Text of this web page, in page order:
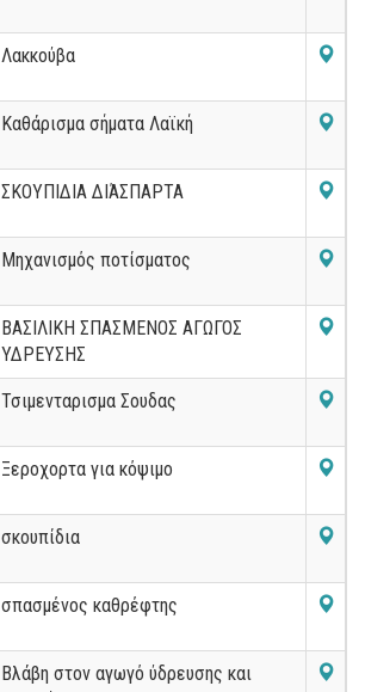
Λακκούβα
Καθάρισμα σήματα Λαϊκή
ΣΚΟΥΠΙΔΙΑ ΔΙΆΣΠΑΡΤΑ
Μηχανισμός ποτίσματος
ΒΑΣΙΛΙΚΗ ΣΠΑΣΜΕΝΟΣ ΑΓΩΓΟΣ
ΥΔΡΕΥΣΗΣ
Τσιμενταρισμα Σουδας
Ξεροχορτα για κόψιμο
σκουπίδια
σπασμένος καθρέφτης
Βλάβη στον αγωγό ύδρευσης και